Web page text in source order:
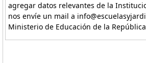
agregar datos relevantes de la
nos envíe un mail a
Ministerio de Educación de la